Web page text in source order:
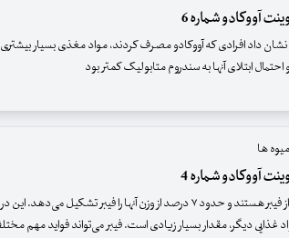
آووکادو شماره 6
داد افرادی که آووکادو مصرف کردند، مواد مغذی بسیار بیشتری
ابتلای آنها به سندروم متابولیک کمتر بود
ها
آووکادو شماره 4
آووکادوها سرشار از فیبر هستند و حدود ۷ درصد از وزن آنها را فیبر تشکیل می‌دهد. این در
غذایی دیگر، مقدار بسیار زیادی است. فیبر می‌تواند فواید مهم